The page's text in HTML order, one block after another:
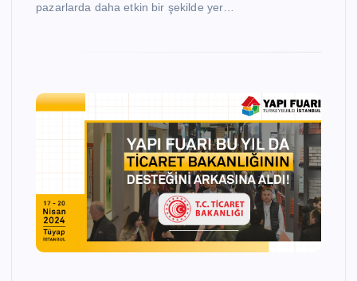
pazarlarda daha etkin bir şekilde yer…